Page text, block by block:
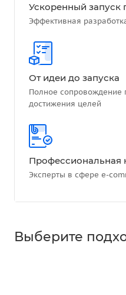
Ускоренный запуск
Эффективная
От идеи до запуска
Полное сопровождение
достижения целей
Профессиональная
Эксперты в сфере e-
Выберите